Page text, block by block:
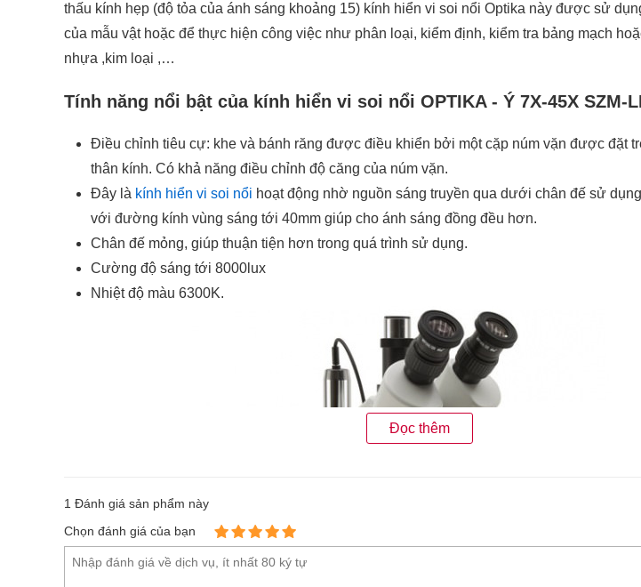
thấu kính hẹp (độ tỏa của ánh sáng khoảng 15) kính hiển vi soi nổi Optika này được sử
của mẫu vật hoặc để thực hiện công việc như phân loại, kiểm định, kiểm tra bảng mạch
nhựa ,kim loại ,…
Tính năng nổi bật của kính hiển vi soi nổi OPTIKA - Ý 7X-45X SZM-
Điều chỉnh tiêu cự: khe và bánh răng được điều khiển bởi một cặp núm vặn được đặt
thân kính. Có khả năng điều chỉnh độ căng của núm vặn.
Đây là kính hiển vi soi nổi hoạt động nhờ nguồn sáng truyền qua dưới chân đế sử
với đường kính vùng sáng tới 40mm giúp cho ánh sáng đồng đều hơn.
Chân đế mỏng, giúp thuận tiện hơn trong quá trình sử dụng.
Cường độ sáng tới 8000lux
Nhiệt độ màu 6300K.
Đọc thêm
1 Đánh giá sản phẩm này
Chọn đánh giá của bạn